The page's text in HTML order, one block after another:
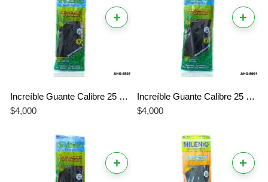
+
Increíble Guante Calibre 25 Talla 7 Milenio Negro – La Mejor Protección Profesional y Pesada
$4,000
+
Increíble Guante Calibre 25 Talla 8 Milenio Negro – La Mejor Protección Profesional para Trabajo Pesado
$4,000
+ +